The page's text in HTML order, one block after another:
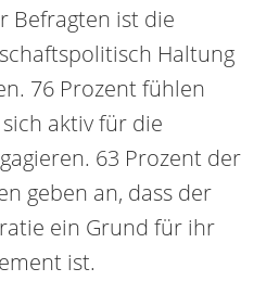
Befragten ist die
Haltung
76 Prozent fühlen
aktiv für die
63 Prozent der
geben an, dass der
ein Grund für ihr
ist.